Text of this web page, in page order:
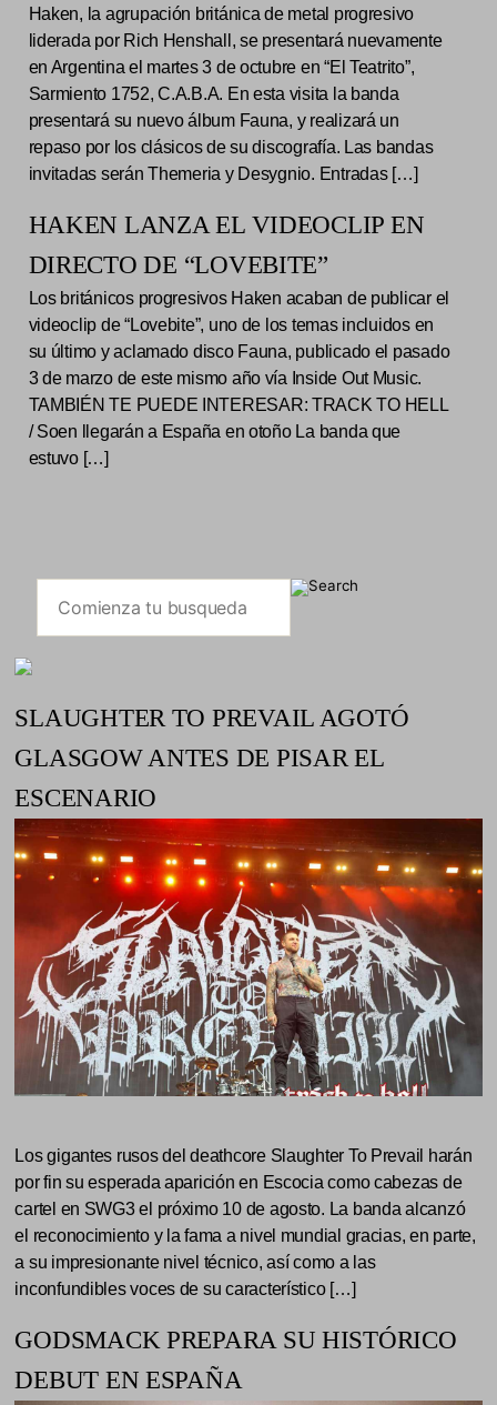
Haken, la agrupación británica de metal progresivo
liderada por Rich Henshall, se presentará nuevamente
en Argentina el martes 3 de octubre en “El Teatrito”,
Sarmiento 1752, C.A.B.A. En esta visita la banda
presentará su nuevo álbum Fauna, y realizará un
repaso por los clásicos de su discografía. Las bandas
invitadas serán Themeria y Desygnio. Entradas […]
HAKEN LANZA EL VIDEOCLIP EN
DIRECTO DE “LOVEBITE”
Los británicos progresivos Haken acaban de publicar el
videoclip de “Lovebite”, uno de los temas incluidos en
su último y aclamado disco Fauna, publicado el pasado
3 de marzo de este mismo año vía Inside Out Music.
TAMBIÉN TE PUEDE INTERESAR: TRACK TO HELL
/ Soen llegarán a España en otoño La banda que
estuvo […]
SLAUGHTER TO PREVAIL AGOTÓ
GLASGOW ANTES DE PISAR EL
ESCENARIO
Los gigantes rusos del deathcore Slaughter To Prevail harán
por fin su esperada aparición en Escocia como cabezas de
cartel en SWG3 el próximo 10 de agosto. La banda alcanzó
el reconocimiento y la fama a nivel mundial gracias, en parte,
a su impresionante nivel técnico, así como a las
inconfundibles voces de su característico […]
GODSMACK PREPARA SU HISTÓRICO
DEBUT EN ESPAÑA